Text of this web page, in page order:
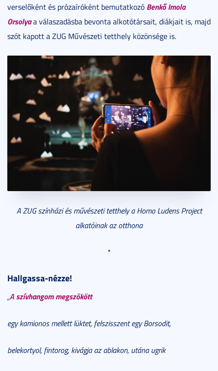
verselőként és prózaíróként bemutatkozó Benkő Imola
Orsolyaa válaszadásba bevonta alkotótársait, diákjait is, majd
szót kapott a ZUG Művészeti tetthely közönsége is.
A ZUG színházi és művészeti tetthely a Homo Ludens Project
alkatóinak az otthona
*
Hallgassa-nézze!
„Aszívhangom megszökött
egy kamionos mellett lüktet, felszisszent egy Borsodit,
belekortyol, fintorog, kivágja az ablakon, utána ugrik